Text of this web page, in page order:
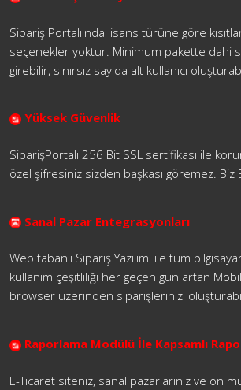
Sipariş Portalı'nda lisans türüne göre
seçenekler yoktur. Minimum pakette dahi
girebilir, sınırsız sayıda alt kullanıcı
Yüksek Güvenlik
SiparişPortalı 256 Bit SSL sertifikası ile
özel şifresiniz sizden başkası göremez. Biz
Sanal Pazar Entegrasyonları
Web tabanlı Sipariş Yazılımı ile tüm
kullanım çeşitliliği her geçen gün artan
browser üzerinden siparişlerinizi
Raporlama Modülü İle Kapsamlı
E-Ticaret siteniz, sanal pazarlarınız ve ön